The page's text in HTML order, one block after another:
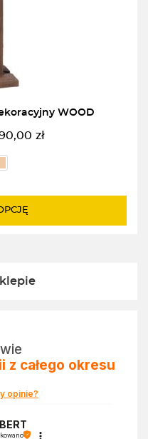
WOOD
zł
z całego okresu
opinie?